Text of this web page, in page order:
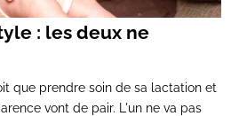
: les deux ne
que prendre soin de sa lactation et
vont de pair. L'un ne va pas